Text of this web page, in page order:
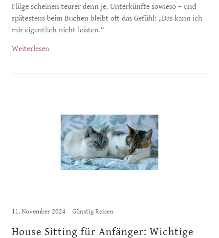
Flüge scheinen teurer denn je, Unterkünfte sowieso – und
spätestens beim Buchen bleibt oft das Gefühl: „Das kann ich
mir eigentlich nicht leisten.“
Weiterlesen
11. November 2024 Günstig Reisen
House Sitting für Anfänger: Wichtige